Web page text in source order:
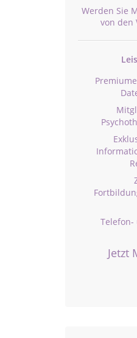
Werden Sie
von den
Telefon-
Jetzt